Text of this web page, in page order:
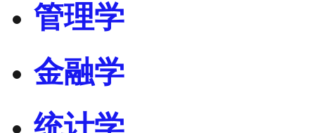
管理学
金融学